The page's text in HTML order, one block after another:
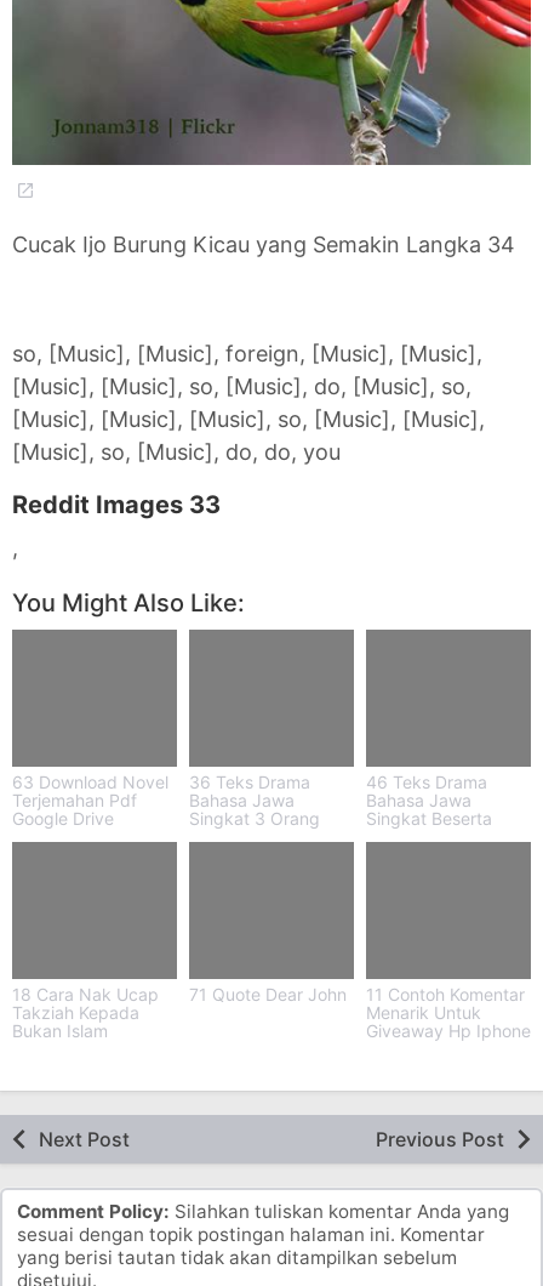
Cucak Ijo Burung Kicau yang Semakin Langka 34
so, [Music], [Music], foreign, [Music], [Music],
[Music], [Music], so, [Music], do, [Music], so,
[Music], [Music], [Music], so, [Music], [Music],
[Music], so, [Music], do, do, you
Reddit Images 33
,
You Might Also Like:
63 Download Novel
Terjemahan Pdf
Google Drive
36 Teks Drama
Bahasa Jawa
Singkat 3 Orang
46 Teks Drama
Bahasa Jawa
Singkat Beserta
18 Cara Nak Ucap
Takziah Kepada
Bukan Islam
71 Quote Dear John
11 Contoh Komentar
Menarik Untuk
Giveaway Hp Iphone
Next Post Previous Post
Comment Policy: Silahkan tuliskan komentar Anda yang
sesuai dengan topik postingan halaman ini. Komentar
yang berisi tautan tidak akan ditampilkan sebelum
disetujui.